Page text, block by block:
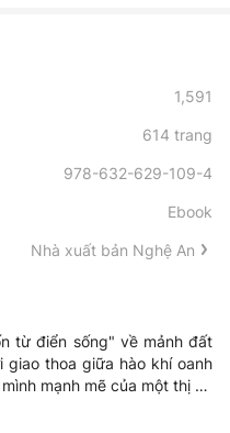
1,591
614 trang
978-632-629-109-4
Ebook
Nhà xuất bản Nghệ An
từ điển sống" về mảnh đất
thoa giữa hào khí oanh
mạnh mẽ của một thị xã
người Hoàng Mai, được